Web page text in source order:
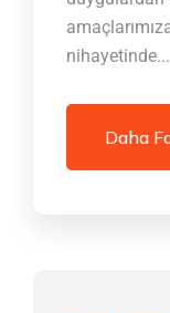
nihayetinde...
Daha